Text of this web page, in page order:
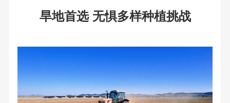
旱地首选 无惧多样种植挑战